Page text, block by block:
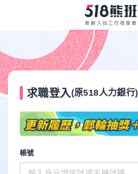
求職登入 (原518人力銀行)
帳號